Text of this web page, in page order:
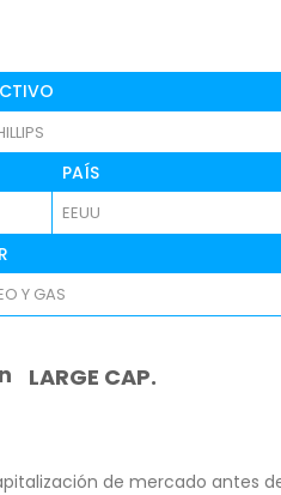
PAÍS
EEUU
Y GAS
LARGE CAP.
de mercado antes